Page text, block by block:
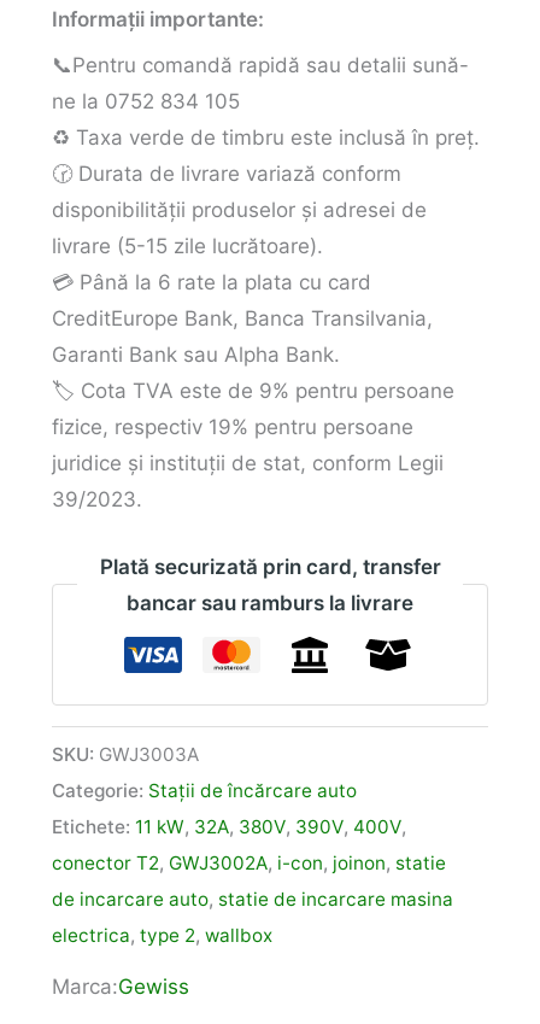
Informații importante:
📞Pentru comandă rapidă sau detalii sună-
ne la 0752 834 105
♻️ Taxa verde de timbru este inclusă în preț.
🕝 Durata de livrare variază conform
disponibilității produselor și adresei de
livrare (5-15 zile lucrătoare).
💳 Până la 6 rate la plata cu card
CreditEurope Bank, Banca Transilvania,
Garanti Bank sau Alpha Bank.
🏷️ Cota TVA este de 9% pentru persoane
fizice, respectiv 19% pentru persoane
juridice și instituții de stat, conform Legii
39/2023.
Plată securizată prin card, transfer
bancar sau ramburs la livrare
SKU: GWJ3003A
Categorie: Stații de încărcare auto
Etichete: 11 kW, 32A, 380V, 390V, 400V,
conector T2, GWJ3002A, i-con, joinon, statie
de incarcare auto, statie de incarcare masina
electrica,type 2,wallbox
Marca:Gewiss